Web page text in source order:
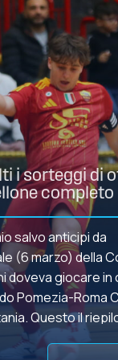
i sorteggi di
completo
salvo anticipi da
(6 marzo) della
doveva giocare in
Pomezia-Roma
Questo il
UNDER 19